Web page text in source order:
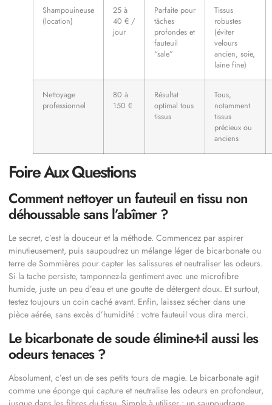
Shampouineuse
(location)
25 à
40 € /
jour
Parfaite pour
tâches
profondes et
fauteuil
“sale”
Tissus
robustes
(éviter
velours
ancien, soie,
laine fine)
Nettoyage
professionnel
80 à
150 €
Résultat
optimal tous
tissus
Tous,
notamment
tissus
précieux ou
anciens
Foire Aux Questions
Comment nettoyer un fauteuil en tissu non
déhoussable sans l’abîmer ?
Le secret, c’est la douceur et la méthode. Commencez par aspirer
minutieusement, puis saupoudrez un mélange léger de bicarbonate ou
terre de Sommières pour capter les salissures et neutraliser les odeurs.
Si la tache persiste, tamponnez-la gentiment avec une microfibre
humide, juste un peu d’eau et une goutte de détergent doux. Et surtout,
testez toujours un coin caché avant. Enfin, laissez sécher dans une
pièce aérée, sans excès d’humidité : votre fauteuil vous dira merci.
Le bicarbonate de soude élimine-t-il aussi les
odeurs tenaces ?
Absolument, c’est un de ses petits tours de magie. Le bicarbonate agit
comme une éponge qui capture et neutralise les odeurs en profondeur,